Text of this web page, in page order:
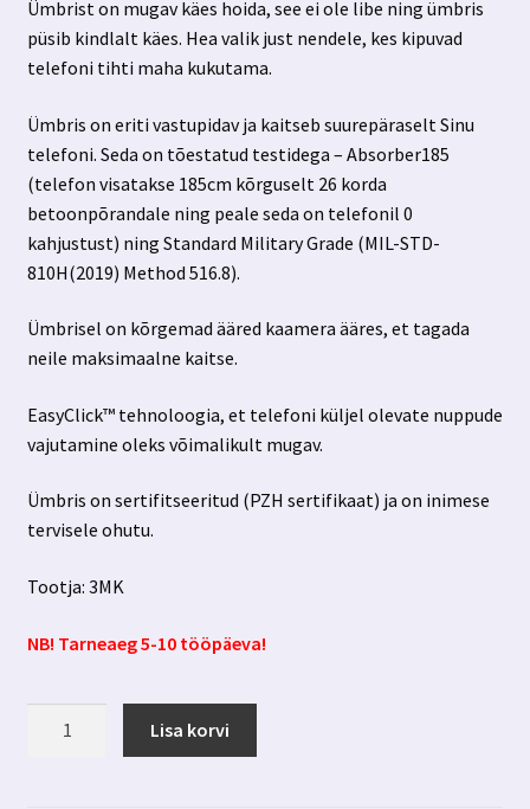
Ümbrist on mugav käes hoida, see ei ole libe ning ümbris
püsib kindlalt käes. Hea valik just nendele, kes kipuvad
telefoni tihti maha kukutama.
Ümbris on eriti vastupidav ja kaitseb suurepäraselt Sinu
telefoni. Seda on tõestatud testidega – Absorber185
(telefon visatakse 185cm kõrguselt 26 korda
betoonpõrandale ning peale seda on telefonil 0
kahjustust) ning Standard Military Grade (MIL-STD-
810H(2019) Method 516.8).
Ümbrisel on kõrgemad ääred kaamera ääres, et tagada
neile maksimaalne kaitse.
EasyClick™ tehnoloogia, et telefoni küljel olevate nuppude
vajutamine oleks võimalikult mugav.
Ümbris on sertifitseeritud (PZH sertifikaat) ja on inimese
tervisele ohutu.
Tootja: 3MK
NB! Tarneaeg 5-10 tööpäeva!
Lisa korvi